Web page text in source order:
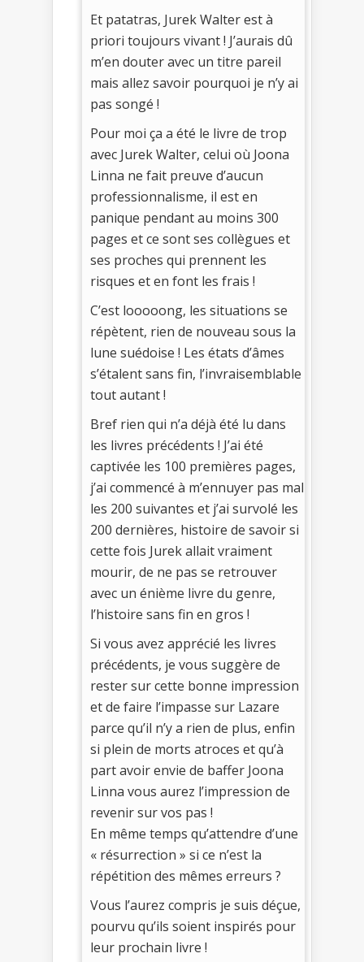
Et patatras, Jurek Walter est à
priori toujours vivant ! J’aurais dû
m’en douter avec un titre pareil
mais allez savoir pourquoi je n’y ai
pas songé !
Pour moi ça a été le livre de trop
avec Jurek Walter, celui où Joona
Linna ne fait preuve d’aucun
professionnalisme, il est en
panique pendant au moins 300
pages et ce sont ses collègues et
ses proches qui prennent les
risques et en font les frais !
C’est looooong, les situations se
répètent, rien de nouveau sous la
lune suédoise ! Les états d’âmes
s’étalent sans fin, l’invraisemblable
tout autant !
Bref rien qui n’a déjà été lu dans
les livres précédents ! J’ai été
captivée les 100 premières pages,
j’ai commencé à m’ennuyer pas mal
les 200 suivantes et j’ai survolé les
200 dernières, histoire de savoir si
cette fois Jurek allait vraiment
mourir, de ne pas se retrouver
avec un énième livre du genre,
l’histoire sans fin en gros !
Si vous avez apprécié les livres
précédents, je vous suggère de
rester sur cette bonne impression
et de faire l’impasse sur Lazare
parce qu’il n’y a rien de plus, enfin
si plein de morts atroces et qu’à
part avoir envie de baffer Joona
Linna vous aurez l’impression de
revenir sur vos pas !
En même temps qu’attendre d’une
« résurrection » si ce n’est la
répétition des mêmes erreurs ?
Vous l’aurez compris je suis déçue,
pourvu qu’ils soient inspirés pour
leur prochain livre !